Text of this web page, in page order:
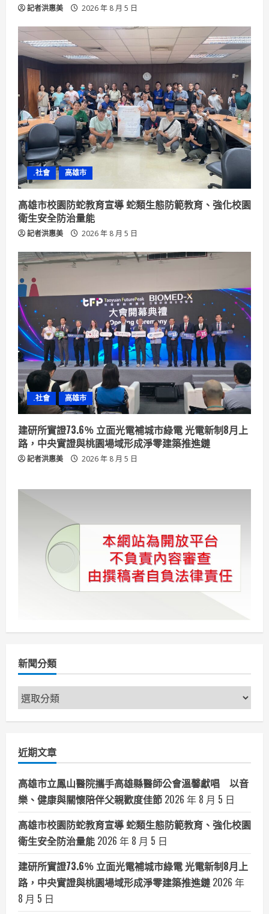
記者洪惠美 2026 年 8 月 5 日
.社會 高雄市
高雄市校園防蛇教育宣導 蛇類生態防範教育、強化校園
衛生安全防治量能
記者洪惠美 2026 年 8 月 5 日
.社會 高雄市
建研所實證73.6％ 立面光電補城市綠電 光電新制8月上
路，中央實證與桃園場域形成淨零建築推進鏈
記者洪惠美 2026 年 8 月 5 日
新聞分類
新
聞
近期文章
高雄市立鳳山醫院攜手高雄縣醫師公會溫馨獻唱 以音
樂、健康與關懷陪伴父親歡度佳節 2026 年 8 月 5 日
高雄市校園防蛇教育宣導 蛇類生態防範教育、強化校園
衛生安全防治量能 2026 年 8 月 5 日
建研所實證73.6％ 立面光電補城市綠電 光電新制8月上
路，中央實證與桃園場域形成淨零建築推進鏈 2026 年
8 月 5 日